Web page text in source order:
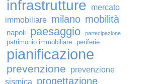
infrastrutture
mercato
immobiliare milano mobilità
napoli paesaggio partecipazione
patrimonio immobiliare periferie
pianificazione
prevenzione
prevenzione
sismica
progettazione